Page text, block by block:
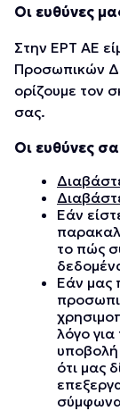
Οι ευθύνες
Στην ΕΡΤ ΑΕ
Προσωπικών
ορίζουμε τον
σας.
Οι ευθύνες
Εάν
το πώς
Εάν μας
λόγο
ότι μας